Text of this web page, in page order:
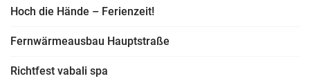
Hoch die Hände – Ferienzeit!
Fernwärmeausbau Hauptstraße
Richtfest vabali spa